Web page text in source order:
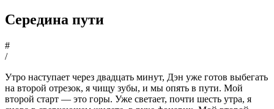
Середина пути
#
/
Утро наступает через двадцать минут, Дэн уже готов выбегать
на второй отрезок, я чищу зубы, и мы опять в пути. Мой
второй старт — это горы. Уже светает, почти шесть утра, я